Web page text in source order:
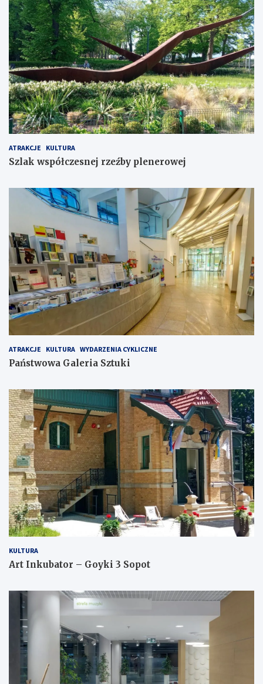
ATRAKCJE KULTURA
Szlak współczesnej rzeźby plenerowej
ATRAKCJE KULTURA WYDARZENIA CYKLICZNE
Państwowa Galeria Sztuki
KULTURA
Art Inkubator – Goyki 3 Sopot